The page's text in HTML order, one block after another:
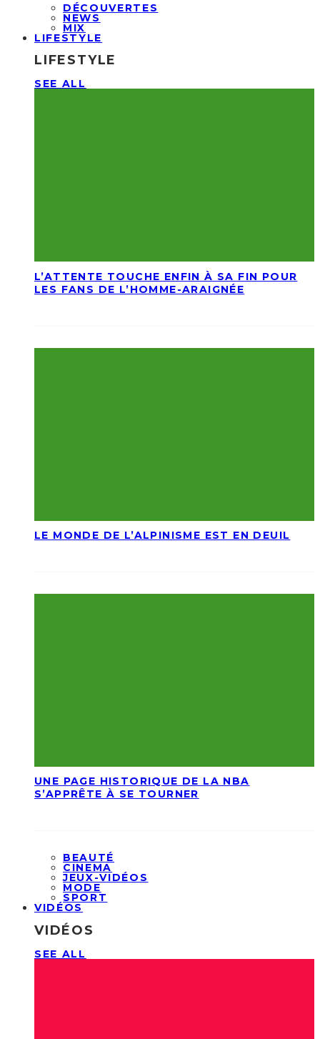
DÉCOUVERTES
NEWS
MIX
LIFESTYLE
LIFESTYLE
SEE ALL
L’ATTENTE TOUCHE ENFIN À SA FIN POUR
LES FANS DE L’HOMME-ARAIGNÉE
LE MONDE DE L’ALPINISME EST EN DEUIL
UNE PAGE HISTORIQUE DE LA NBA
S’APPRÊTE À SE TOURNER
BEAUTÉ
CINEMA
JEUX-VIDÉOS
MODE
SPORT
VIDÉOS
VIDÉOS
SEE ALL